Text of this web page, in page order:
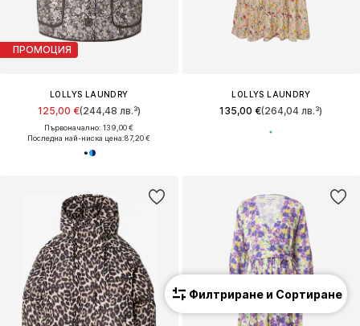
ПРОМОЦИЯ
LOLLYS LAUNDRY
125,00 €(244,48 лв.³)
Първоначално: 139,00 €
Последна най-ниска цена:87,20 €
LOLLYS LAUNDRY
135,00 €(264,04 лв.³)
Филтриране и Сортиране